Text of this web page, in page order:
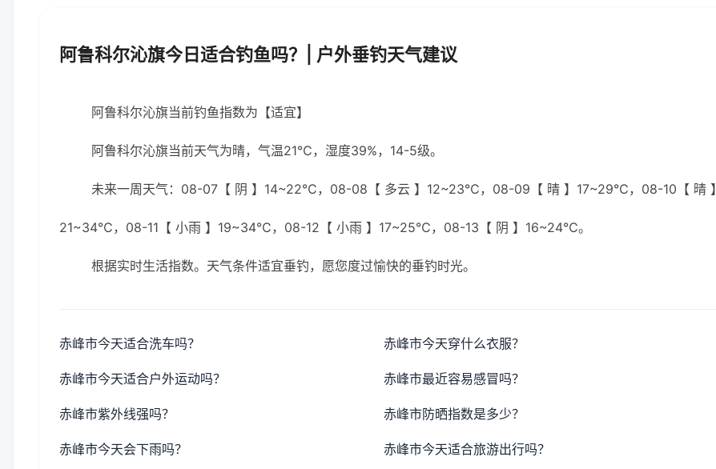
阿鲁科尔沁旗今日适合钓鱼吗？| 户外垂钓天气建议
阿鲁科尔沁旗当前钓鱼指数为【适宜】
阿鲁科尔沁旗当前天气为晴，气温21℃，湿度39%，14-5级。
未来一周天气：08-07【 阴 】14~22℃，08-08【 多云 】12~23℃，08-09【 晴 】17~29℃，08-10【 晴 】
21~34℃，08-11【 小雨 】19~34℃，08-12【 小雨 】17~25℃，08-13【 阴 】16~24℃。
根据实时生活指数。天气条件适宜垂钓，愿您度过愉快的垂钓时光。
赤峰市今天适合洗车吗？ 赤峰市今天穿什么衣服？
赤峰市今天适合户外运动吗？ 赤峰市最近容易感冒吗？
赤峰市紫外线强吗？ 赤峰市防晒指数是多少？
赤峰市今天会下雨吗？ 赤峰市今天适合旅游出行吗？